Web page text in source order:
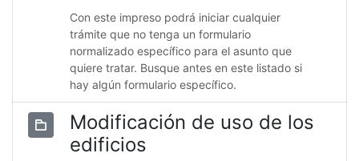
Con este impreso podrá iniciar cualquier
trámite que no tenga un formulario
normalizado específico para el asunto que
quiere tratar. Busque antes en este listado si
hay algún formulario específico.
Modificación de uso de los
edificios